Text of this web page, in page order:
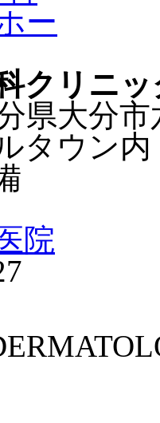
クリニッ
県大分
タウン内
院